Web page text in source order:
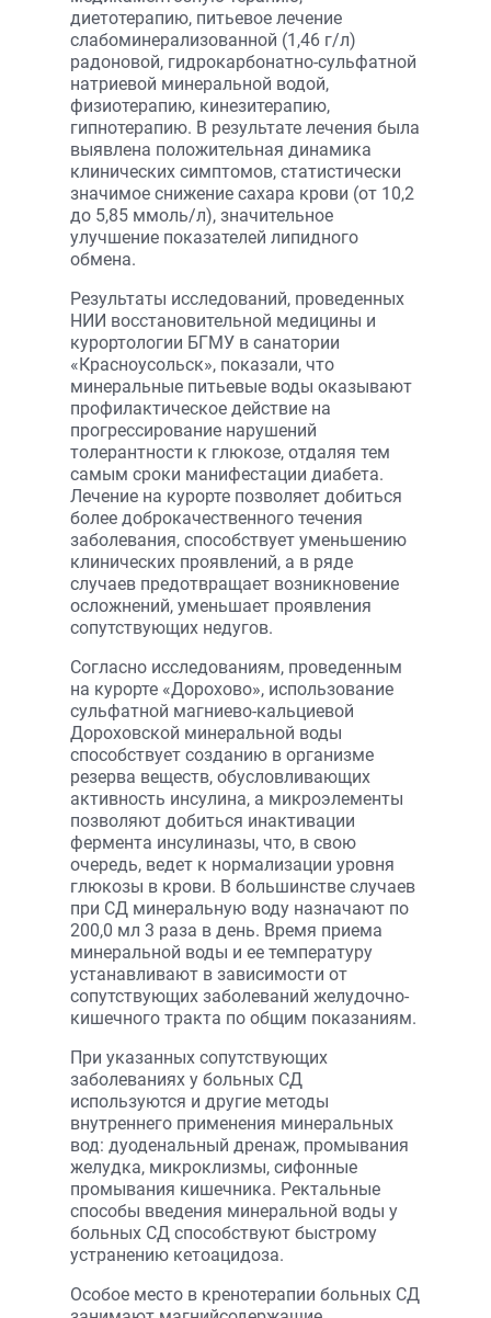
диетотерапию, питьевое лечение
слабоминерализованной (1,46 г/л)
радоновой, гидрокарбонатно-сульфатной
натриевой минеральной водой,
физиотерапию, кинезитерапию,
гипнотерапию. В результате лечения была
выявлена положительная динамика
клинических симптомов, статистически
значимое снижение сахара крови (от 10,2
до 5,85 ммоль/л), значительное
улучшение показателей липидного
обмена.
Результаты исследований, проведенных
НИИ восстановительной медицины и
курортологии БГМУ в санатории
«Красноусольск», показали, что
минеральные питьевые воды оказывают
профилактическое действие на
прогрессирование нарушений
толерантности к глюкозе, отдаляя тем
самым сроки манифестации диабета.
Лечение на курорте позволяет добиться
более доброкачественного течения
заболевания, способствует уменьшению
клинических проявлений, а в ряде
случаев предотвращает возникновение
осложнений, уменьшает проявления
сопутствующих недугов.
Согласно исследованиям, проведенным
на курорте «Дорохово», использование
сульфатной магниево-кальциевой
Дороховской минеральной воды
способствует созданию в организме
резерва веществ, обусловливающих
активность инсулина, а микроэлементы
позволяют добиться инактивации
фермента инсулиназы, что, в свою
очередь, ведет к нормализации уровня
глюкозы в крови. В большинстве случаев
при СД минеральную воду назначают по
200,0 мл 3 раза в день. Время приема
минеральной воды и ее температуру
устанавливают в зависимости от
сопутствующих заболеваний желудочно-
кишечного тракта по общим показаниям.
При указанных сопутствующих
заболеваниях у больных СД
используются и другие методы
внутреннего применения минеральных
вод: дуоденальный дренаж, промывания
желудка, микроклизмы, сифонные
промывания кишечника. Ректальные
способы введения минеральной воды у
больных СД способствуют быстрому
устранению кетоацидоза.
Особое место в кренотерапии больных СД